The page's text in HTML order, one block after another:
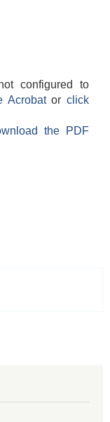
configured to
Acrobatorclick
the PDF